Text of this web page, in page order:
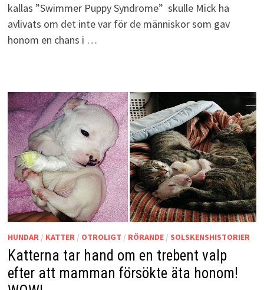
kallas ”Swimmer Puppy Syndrome” skulle Mick ha
avlivats om det inte var för de människor som gav
honom en chans i …
HUNDAR/ KATTER/ OTROLIGT / RÖRANDE/ SOLSKENSHISTORIER
Katterna tar hand om en trebent valp
efter att mamman försökte äta honom!